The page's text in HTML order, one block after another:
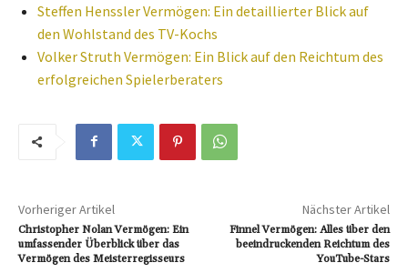
Steffen Henssler Vermögen: Ein detaillierter Blick auf
den Wohlstand des TV-Kochs
Volker Struth Vermögen: Ein Blick auf den Reichtum des
erfolgreichen Spielerberaters
Vorheriger Artikel
Christopher Nolan Vermögen: Ein
umfassender Überblick über das
Vermögen des Meisterregisseurs
Nächster Artikel
Finnel Vermögen: Alles über den
beeindruckenden Reichtum des
YouTube-Stars